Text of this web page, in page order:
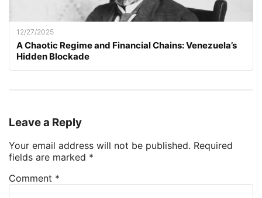
12/27/2025
A Chaotic Regime and Financial Chains: Venezuela’s
Hidden Blockade
Leave a Reply
Your email address will not be published. Required
fields are marked *
Comment *